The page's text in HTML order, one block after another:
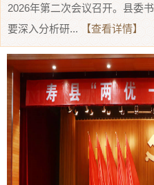
2026年第二次会议召开。县委
要深入分析研...
【查看详情】